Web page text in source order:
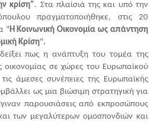
κρίση". Στα πλαίσιά της και υπό την
πραγματοποιήθηκε, στις 20
"Η Κοινωνική Οικονομία ως απάντηση
Κρίση".
πως η ανάπτυξη του τομέα της
οικονομίας σε χώρες του Ευρωπαϊκού
άμεσες συνέπειες της Ευρωπαϊκής
ως μια βιώσιμη στρατηγική για
παρουσιάσεις από εκπροσώπους
των μεγαλύτερων ομοσπονδιών και